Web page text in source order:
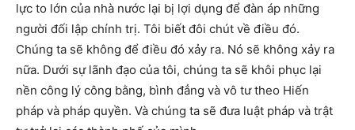
lực to lớn của nhà nước lại bị lợi dụng để đàn áp những
người đối lập chính trị. Tôi biết đôi chút về điều đó.
Chúng ta sẽ không để điều đó xảy ra. Nó sẽ không xảy ra
nữa. Dưới sự lãnh đạo của tôi, chúng ta sẽ khôi phục lại
nền công lý công bằng, bình đẳng và vô tư theo Hiến
pháp và pháp quyền. Và chúng ta sẽ đưa luật pháp và trật